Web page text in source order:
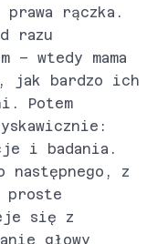
prawa rączka.
razu
wtedy mama
jak bardzo ich
Potem
i badania.
następnego, z
proste
się z
głowy